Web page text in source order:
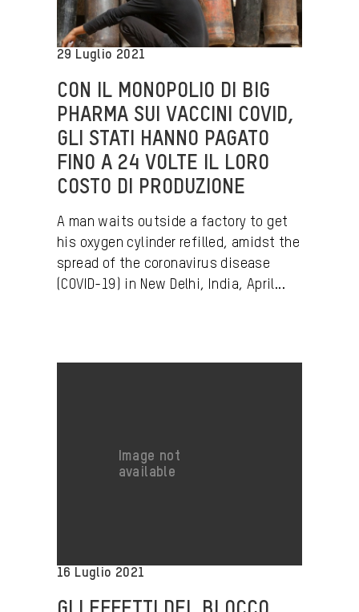
29 Luglio 2021
CON IL MONOPOLIO DI BIG
PHARMA SUI VACCINI COVID,
GLI STATI HANNO PAGATO
FINO A 24 VOLTE IL LORO
COSTO DI PRODUZIONE
A man waits outside a factory to get
his oxygen cylinder refilled, amidst the
spread of the coronavirus disease
(COVID-19) in New Delhi, India, April...
16 Luglio 2021